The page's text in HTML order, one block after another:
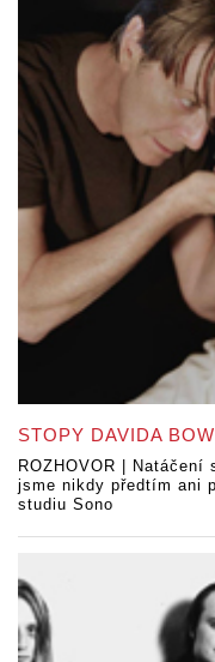
STOPY DAVIDA
ROZHOVOR | Natáčení
jsme nikdy předtím ani
studiu Sono